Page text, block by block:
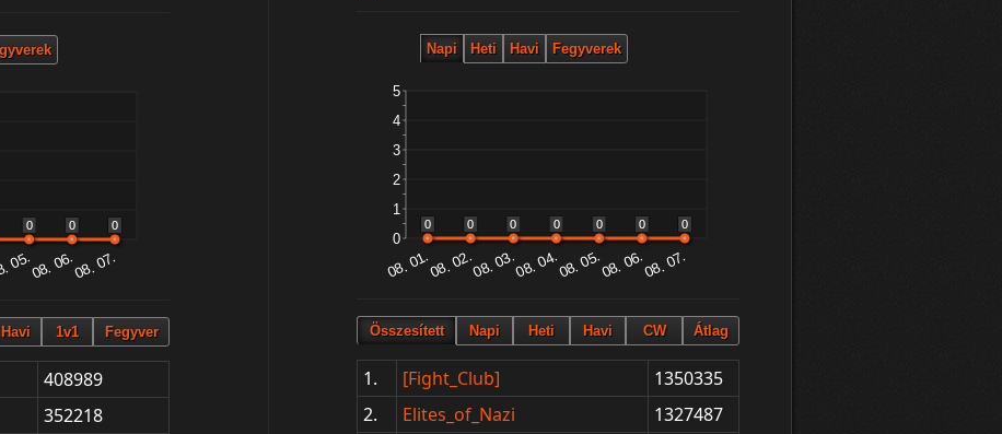
408989
352218
1. [Fight_Club]
1350335
2.
Elites_of_Nazi
1327487